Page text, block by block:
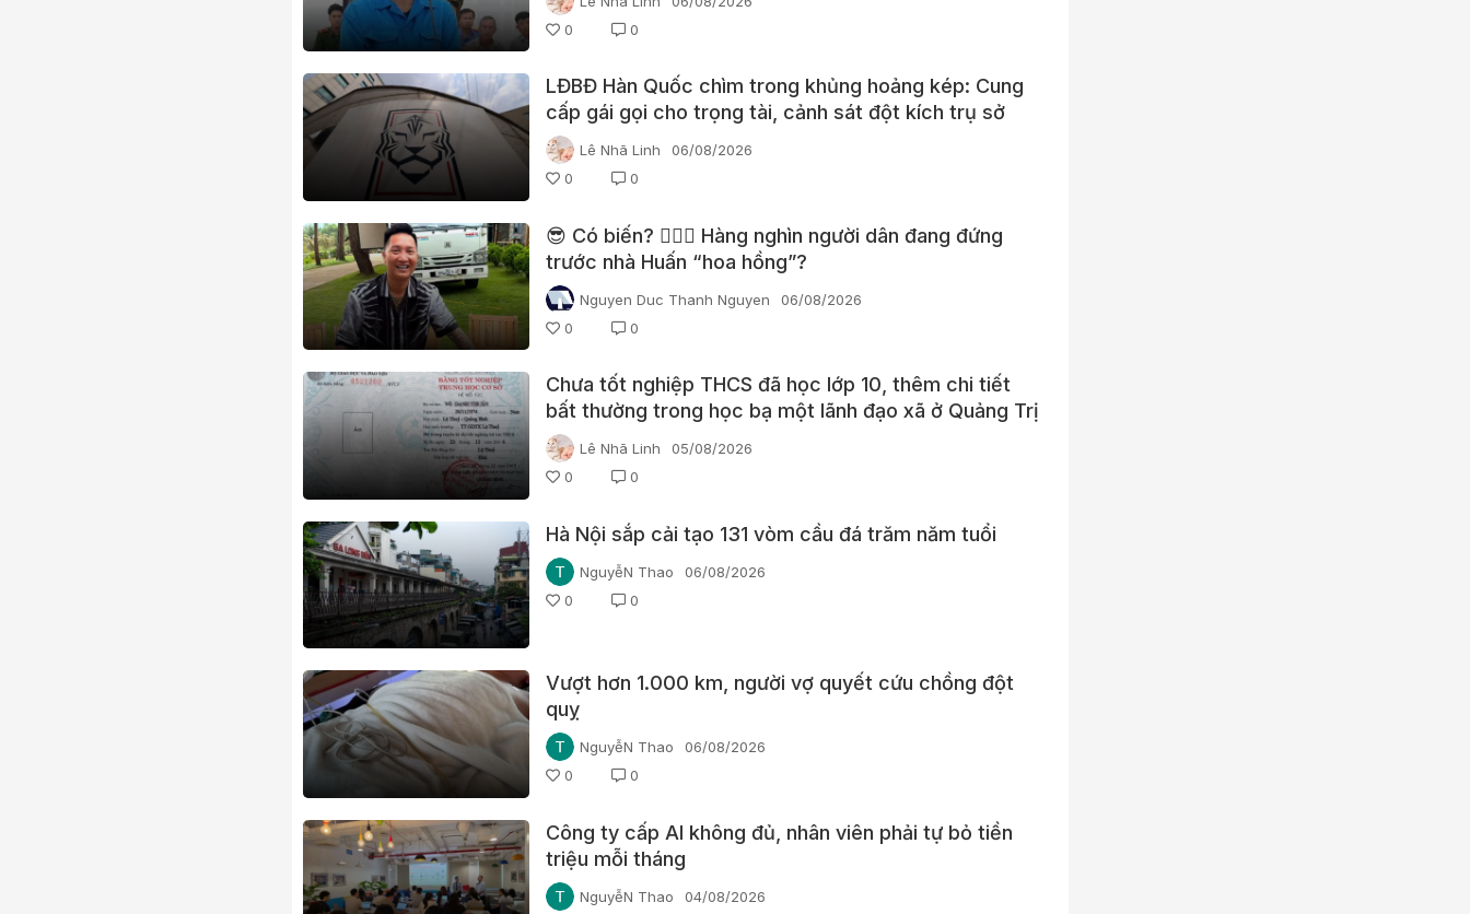
0
0
LĐBĐ Hàn Quốc chìm trong khủng hoảng kép: Cung
cấp gái gọi cho trọng tài, cảnh sát đột kích trụ sở
Lê Nhã Linh
06/08/2026
0
0
😎 Có biến? 👮🏻‍♂️ Hàng nghìn người dân đang đứng
trước nhà Huấn “hoa hồng”?
Nguyen Duc Thanh Nguyen
06/08/2026
0
0
Chưa tốt nghiệp THCS đã học lớp 10, thêm chi tiết
bất thường trong học bạ một lãnh đạo xã ở Quảng Trị
Lê Nhã Linh
05/08/2026
0
0
Hà Nội sắp cải tạo 131 vòm cầu đá trăm năm tuổi
NguyễN Thao
06/08/2026
0
0
Vượt hơn 1.000 km, người vợ quyết cứu chồng đột
quỵ
NguyễN Thao
06/08/2026
0
0
Công ty cấp AI không đủ, nhân viên phải tự bỏ tiền
triệu mỗi tháng
NguyễN Thao
04/08/2026